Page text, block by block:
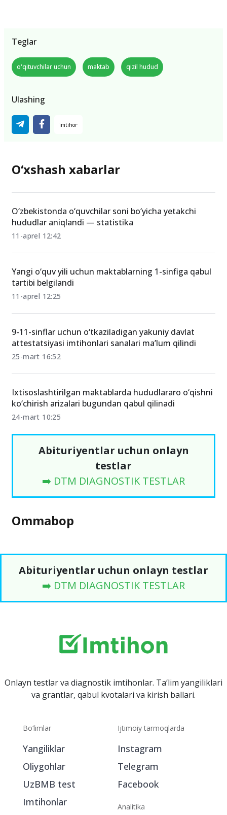
Teglar
o'qituvchilar uchun maktab qizil hudud
Ulashing
O‘xshash xabarlar
O‘zbekistonda o‘quvchilar soni bo‘yicha yetakchi
hududlar aniqlandi — statistika
11-aprel 12:42
Yangi o‘quv yili uchun maktablarning 1-sinfiga qabul
tartibi belgilandi
11-aprel 12:25
9-11-sinflar uchun o‘tkaziladigan yakuniy davlat
attestatsiyasi imtihonlari sanalari ma’lum qilindi
25-mart 16:52
Ixtisoslashtirilgan maktablarda hududlararo o‘qishni
ko‘chirish arizalari bugundan qabul qilinadi
24-mart 10:25
Abituriyentlar uchun onlayn
testlar
➡️ DTM DIAGNOSTIK TESTLAR
Ommabop
Abituriyentlar uchun onlayn testlar
➡️ DTM DIAGNOSTIK TESTLAR
Onlayn testlar va diagnostik imtihonlar. Ta‘lim yangiliklari
va grantlar, qabul kvotalari va kirish ballari.
Bo‘limlar
Yangiliklar
Oliygohlar
UzBMB test
Imtihonlar
Ijtimoiy tarmoqlarda
Instagram
Telegram
Facebook
Analitika